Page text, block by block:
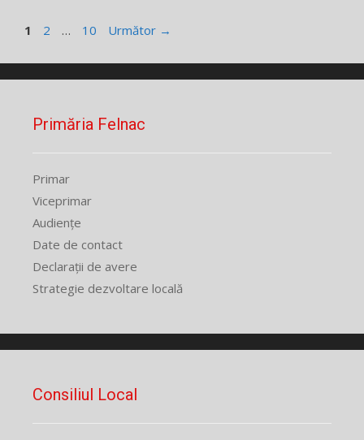
Pagina
1 Pagina
2 … Pagina
10 Următor →
Primăria Felnac
Primar
Viceprimar
Audiențe
Date de contact
Declarații de avere
Strategie dezvoltare locală
Consiliul Local